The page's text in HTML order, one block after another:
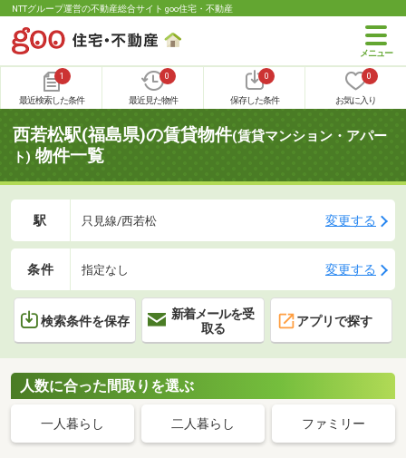
NTTグループ運営の不動産総合サイト goo住宅・不動産
1
最近検索した条件
0
最近見た物件
0
保存した条件
0
お気に入り
西若松駅(福島県)の賃貸物件(賃貸マンション・アパー
ト) 物件一覧
駅 只見線/西若松 変更する
条件 指定なし 変更する
検索条件を保存
新着メールを受
取る
アプリで探す
人数に合った間取りを選ぶ
一人暮らし 二人暮らし ファミリー